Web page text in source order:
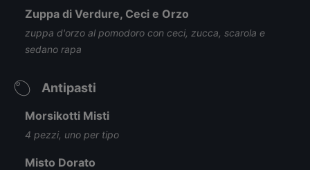
Zuppa di Verdure, Ceci e Orzo
zuppa d'orzo al pomodoro con ceci, zucca, scarola e
sedano rapa
Antipasti
Morsikotti Misti
4 pezzi, uno per tipo
Misto Dorato